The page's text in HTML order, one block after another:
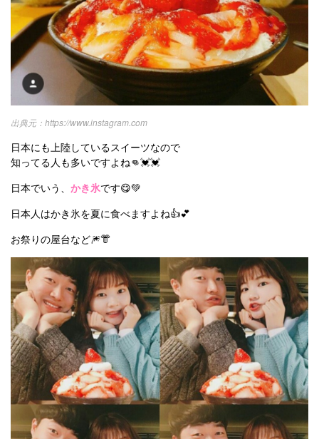
https://www.instagram.com
日本にも上陸しているスイーツなので
知ってる人も多いですよね👊💓💓
日本でいう、 かき氷です😋💚
日本人はかき氷を夏に食べますよね👍💕
お祭りの屋台など🎆👘